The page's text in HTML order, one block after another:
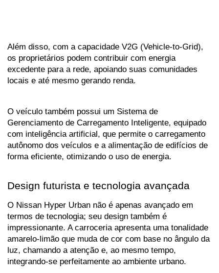
Além disso, com a capacidade V2G (Vehicle-to-Grid),
os proprietários podem contribuir com energia
excedente para a rede, apoiando suas comunidades
locais e até mesmo gerando renda.
O veículo também possui um Sistema de
Gerenciamento de Carregamento Inteligente, equipado
com inteligência artificial, que permite o carregamento
autônomo dos veículos e a alimentação de edifícios de
forma eficiente, otimizando o uso de energia.
Design futurista e tecnologia avançada
O Nissan Hyper Urban não é apenas avançado em
termos de tecnologia; seu design também é
impressionante. A carroceria apresenta uma tonalidade
amarelo-limão que muda de cor com base no ângulo da
luz, chamando a atenção e, ao mesmo tempo,
integrando-se perfeitamente ao ambiente urbano.